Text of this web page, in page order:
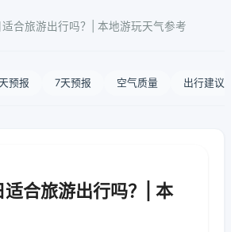
合旅游出行吗？| 本地游玩天气参考
预报 7天预报 空气质量 出行建议
适合旅游出行吗？| 本